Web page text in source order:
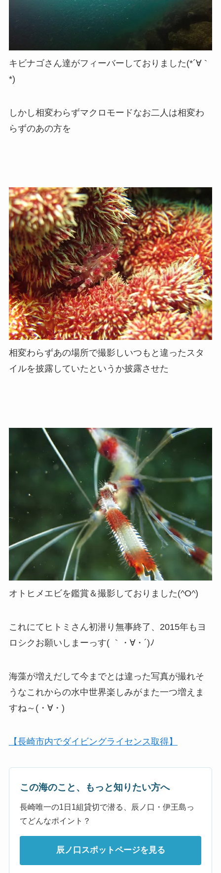
キビナゴさん達がフィーバーしておりました(*´∀｀
*)
しかし相変わらずマクロモードなお二人は相変わ
らずのあの方を
相変わらずあの場所で撮影しいつもと違ったスタ
イルを披露していたというか披露させた
オトヒメエビを鑑賞＆撮影しておりました(^O^)
これにてヒトミさん初潜り無事終了、2015年もヨ
ロシクお願いしまーっす( ｀・∀・´)ﾉ
海藻が増えだして今までとは違った写真が撮れそ
うなこれからの水中世界楽しみがまた一つ増えま
すね～(・∀・)
【長崎市内でダイビングライセンス取得】
この海のこと、もっと知りたい方へ
長崎唯一の1日1組貸切で潜る、辰ノ口・伊王島っ
てどんなポイント？
辰ノ口スポットページを見る